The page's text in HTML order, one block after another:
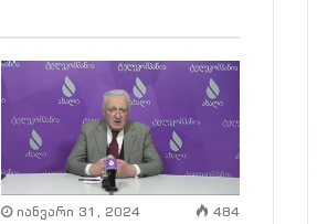
იანვარი 31, 2024 484